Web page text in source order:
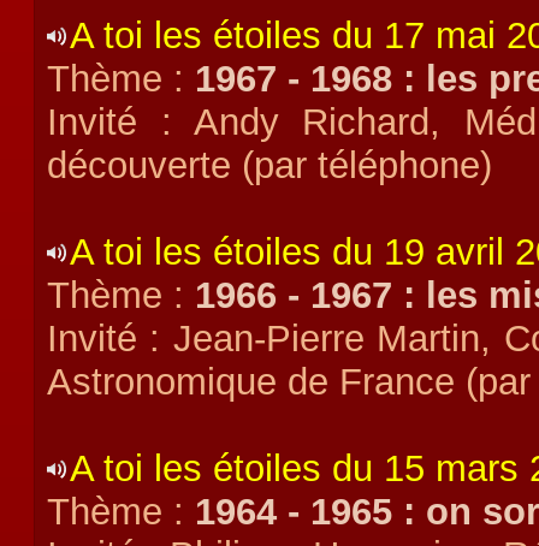
A toi les étoiles du 17 mai
Thème : 1967 - 1968 : les
Invité : Andy Richard,
découverte (par téléphone)
A toi les étoiles du 19 avril
Thème : 1966 - 1967 : les
Invité : Jean-Pierre Martin,
Astronomique de France
A toi les étoiles du 15 mars
Thème : 1964 - 1965 : on